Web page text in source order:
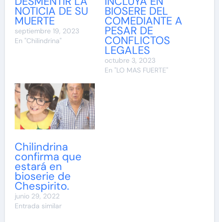
NOTICIA DE SU
MUERTE
septiembre 19, 2023
En "Chilindrina"
BIOSERE DEL
COMEDIANTE A
PESAR DE
CONFLICTOS
LEGALES
octubre 3, 2023
En "LO MAS FUERTE"
Chilindrina
confirma que
estará en
bioserie de
Chespirito.
junio 29, 2022
Entrada similar